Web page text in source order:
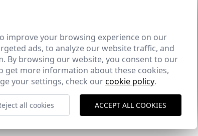
Santa Fe,
a
on
Alda’s
improve your browsing experience on our
ads, to analyze our website traffic, and
By browsing our website, you consent to our
get more information about these cookies,
your settings, check ourcookie policy.
all cookies ACCEPT ALL COOKIES